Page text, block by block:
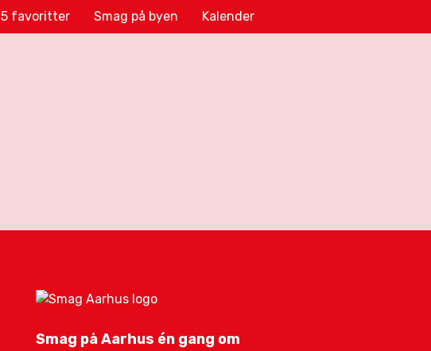
5 favoritter Smag på byen Kalender
Smag på Aarhus én gang om